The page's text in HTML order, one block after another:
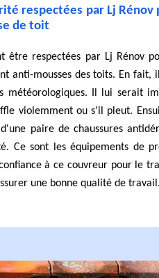
respectées par Lj Rénov
de toit
être respectées par Lj Rénov
anti-mousses des toits. En fait,
météorologiques. Il lui serait
violemment ou s'il pleut.
paire de chaussures
Ce sont les équipements de
à ce couvreur pour le
une bonne qualité de travail.